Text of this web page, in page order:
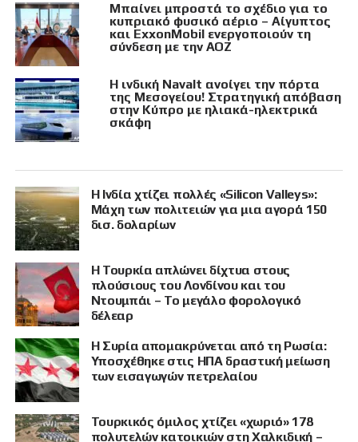
Μπαίνει μπροστά το σχέδιο για το
κυπριακό φυσικό αέριο – Αίγυπτος
και ExxonMobil ενεργοποιούν τη
σύνδεση με την ΑΟΖ
Η ινδική Navalt ανοίγει την πόρτα
της Μεσογείου! Στρατηγική απόβαση
στην Κύπρο με ηλιακά-ηλεκτρικά
σκάφη
Η Ινδία χτίζει πολλές «Silicon Valleys»:
Μάχη των πολιτειών για μια αγορά 150
δισ. δολαρίων
Η Τουρκία απλώνει δίχτυα στους
πλούσιους του Λονδίνου και του
Ντουμπάι – Το μεγάλο φορολογικό
δέλεαρ
Η Συρία απομακρύνεται από τη Ρωσία:
Υποσχέθηκε στις ΗΠΑ δραστική μείωση
των εισαγωγών πετρελαίου
Τουρκικός όμιλος χτίζει «χωριό» 178
πολυτελών κατοικιών στη Χαλκιδική –